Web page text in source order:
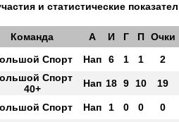
и статистические
Команда А И Г П Очки
Спорт Нап 6 1 1 2
Спорт
40+
Нап 18 9 10 19
Спорт Нап 1 0 0 0